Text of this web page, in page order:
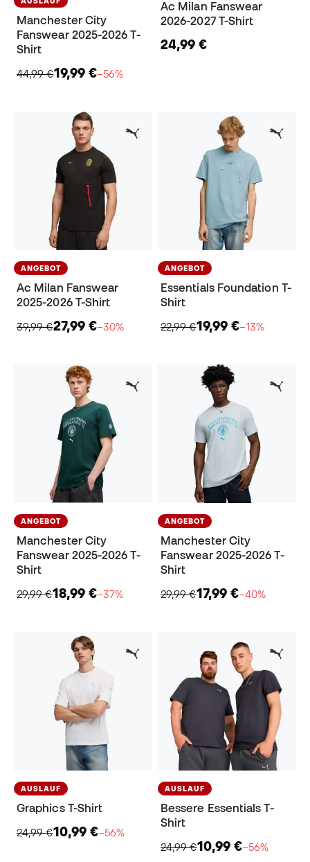
Manchester City
Fanswear 2025-2026 T-
Shirt
44,99 €19,99 €−56%
Ac Milan Fanswear
2026-2027 T-Shirt
24,99 €
ANGEBOT
Ac Milan Fanswear
2025-2026 T-Shirt
39,99 €27,99 €−30%
ANGEBOT
Essentials Foundation T-
Shirt
22,99 €19,99 €−13%
ANGEBOT
Manchester City
Fanswear 2025-2026 T-
Shirt
29,99 €18,99 €−37%
ANGEBOT
Manchester City
Fanswear 2025-2026 T-
Shirt
29,99 €17,99 €−40%
AUSLAUF
Graphics T-Shirt
24,99 €10,99 €−56%
AUSLAUF
Bessere Essentials T-
Shirt
24,99 €10,99 €−56%